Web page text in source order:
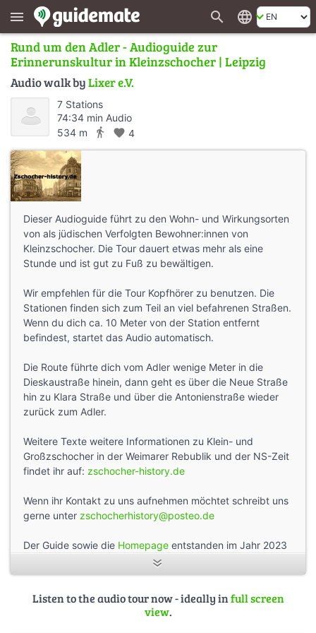
menu search
language
Rund um den Adler - Audioguide zur
Erinnerunskultur in Kleinzschocher | Leipzig
Audio walk byLixer e.V.
7 Stations
74:34 min Audio
534 m
directions_walk favorite 4
Dieser Audioguide führt zu den Wohn- und Wirkungsorten
von als jüdischen Verfolgten Bewohner:innen von
Kleinzschocher. Die Tour dauert etwas mehr als eine
Stunde und ist gut zu Fuß zu bewältigen.
Wir empfehlen für die Tour Kopfhörer zu benutzen. Die
Stationen finden sich zum Teil an viel befahrenen Straßen.
Wenn du dich ca. 10 Meter von der Station entfernt
befindest, startet das Audio automatisch.
Die Route führte dich vom Adler wenige Meter in die
Dieskaustraße hinein, dann geht es über die Neue Straße
hin zu Klara Straße und über die Antonienstraße wieder
zurück zum Adler.
Weitere Texte weitere Informationen zu Klein- und
Großzschocher in der Weimarer Rebublik und der NS-Zeit
findet ihr auf: zschocher-history.de
Wenn ihr Kontakt zu uns aufnehmen möchtet schreibt uns
gerne unter zschocherhistory@posteo.de
Der Guide sowie die Homepage entstanden im Jahr 2023
im Rahmen des Projekts “Geschichte für alle -
Erinnerungskultur in Zschocher online” gefördert durch
Gefördert durch das Bundesministerium für Familie,
Listen to the audio tour now - ideally infull screen
view.